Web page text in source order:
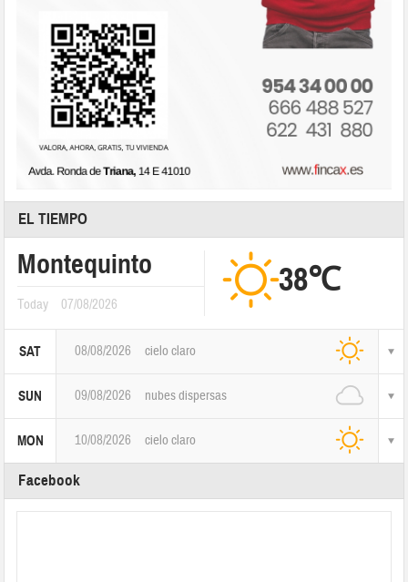
EL TIEMPO
Montequinto
Today 07/08/2026
38℃
SAT 08/08/2026 cielo claro
SUN 09/08/2026 nubes dispersas
MON 10/08/2026 cielo claro
Facebook